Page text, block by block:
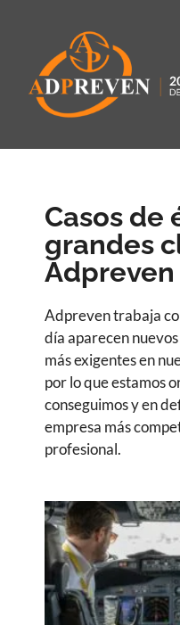
Casos de
grandes
Adpreven
Adpreven trabaja
día aparecen
más exigentes en
por lo que estamos
conseguimos y en
empresa más
profesional.